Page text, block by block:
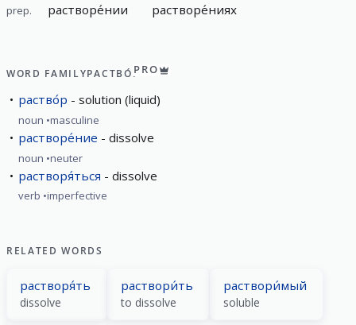
prep. растворе́нии растворе́ниях
WORD FAMILYРАСТВО́РPRO
раство́р solution (liquid)
noun masculine
растворе́ние dissolve
noun neuter
растворя́ться dissolve
verb imperfective
RELATED WORDS
растворя́ть
dissolve
раствори́ть
to dissolve
раствори́мый
soluble